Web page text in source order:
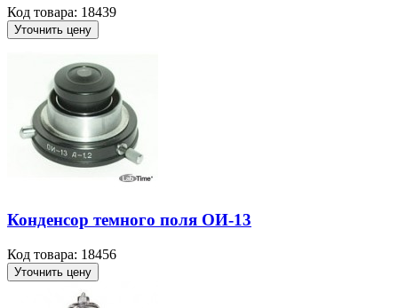
Код товара: 18439
Уточнить цену
Конденсор темного поля ОИ-13
Код товара: 18456
Уточнить цену